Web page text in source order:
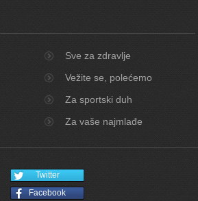
Sve za zdravlje
Vežite se, polećemo
Za sportski duh
Za vaše najmlađe
Twitter
Facebook